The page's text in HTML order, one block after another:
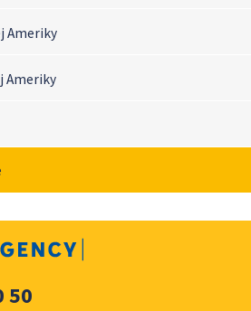
Ameriky
Ameriky
50